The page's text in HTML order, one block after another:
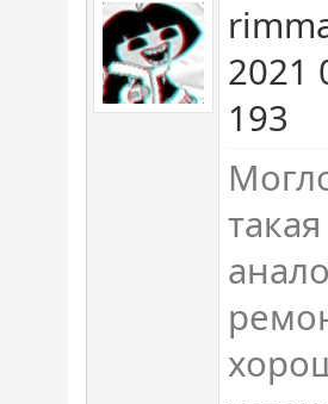
2021
193